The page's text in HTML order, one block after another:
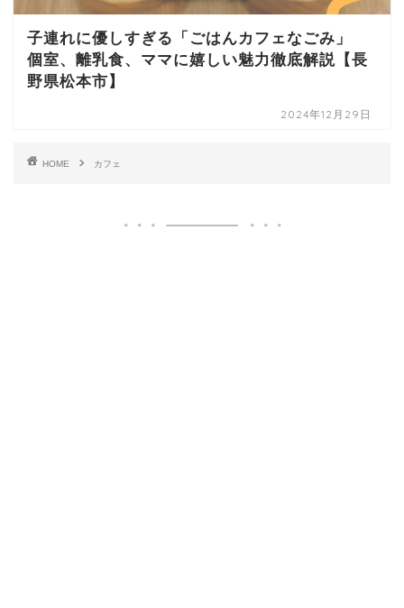
子連れに優しすぎる「ごはんカフェなごみ」
個室、離乳食、ママに嬉しい魅力徹底解説【長
野県松本市】
2024年12月29日
HOME カフェ